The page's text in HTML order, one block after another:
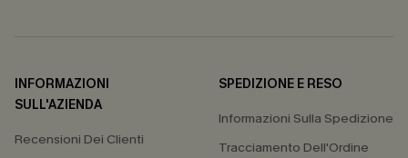
INFORMAZIONI
SULL'AZIENDA
Recensioni Dei Clienti
SPEDIZIONE E RESO
Informazioni Sulla Spedizione
Tracciamento Dell'Ordine